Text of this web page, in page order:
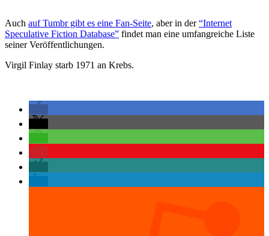
Auch auf Tumbr gibt es eine Fan-Seite, aber in der“Internet
Speculative Fiction Database” findet man eine umfangreiche Liste
seiner Veröffentlichungen.
Virgil Finlay starb 1971 an Krebs.